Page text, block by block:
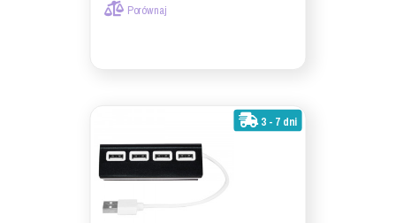
Porównaj
3 - 7 dni